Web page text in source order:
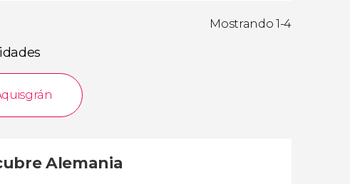
Mostrando 1-4
Alemania